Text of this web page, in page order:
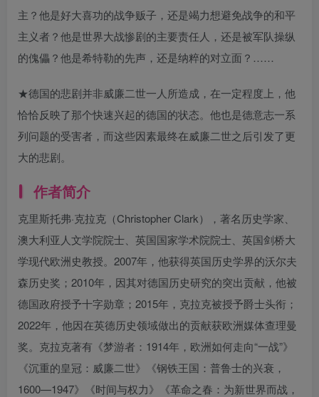
主？他是好大喜功的战争贩子，还是竭力想避免战争的和平
主义者？他是世界大战惨剧的主要责任人，还是被军队操纵
的傀儡？他是希特勒的先声，还是纳粹的对立面？……
★德国的悲剧并非威廉二世一人所造成，在一定程度上，他
恰恰反映了那个快速兴起的德国的状态。他也是德意志一系
列问题的受害者，而这些因素最终在威廉二世之后引发了更
大的悲剧。
作者简介
克里斯托弗·克拉克（Christopher Clark），著名历史学家、
澳大利亚人文学院院士、英国国家学术院院士、英国剑桥大
学现代欧洲史教授。2007年，他获得英国历史学界的沃尔夫
森历史奖；2010年，因其对德国历史研究的突出贡献，他被
德国政府授予十字勋章；2015年，克拉克被授予爵士头衔；
2022年，他因在英德历史领域做出的贡献获欧洲媒体查理曼
奖。克拉克著有《梦游者：1914年，欧洲如何走向“一战”》
《沉重的皇冠：威廉二世》《钢铁王国：普鲁士的兴衰，
1600—1947》《时间与权力》《革命之春：为新世界而战，